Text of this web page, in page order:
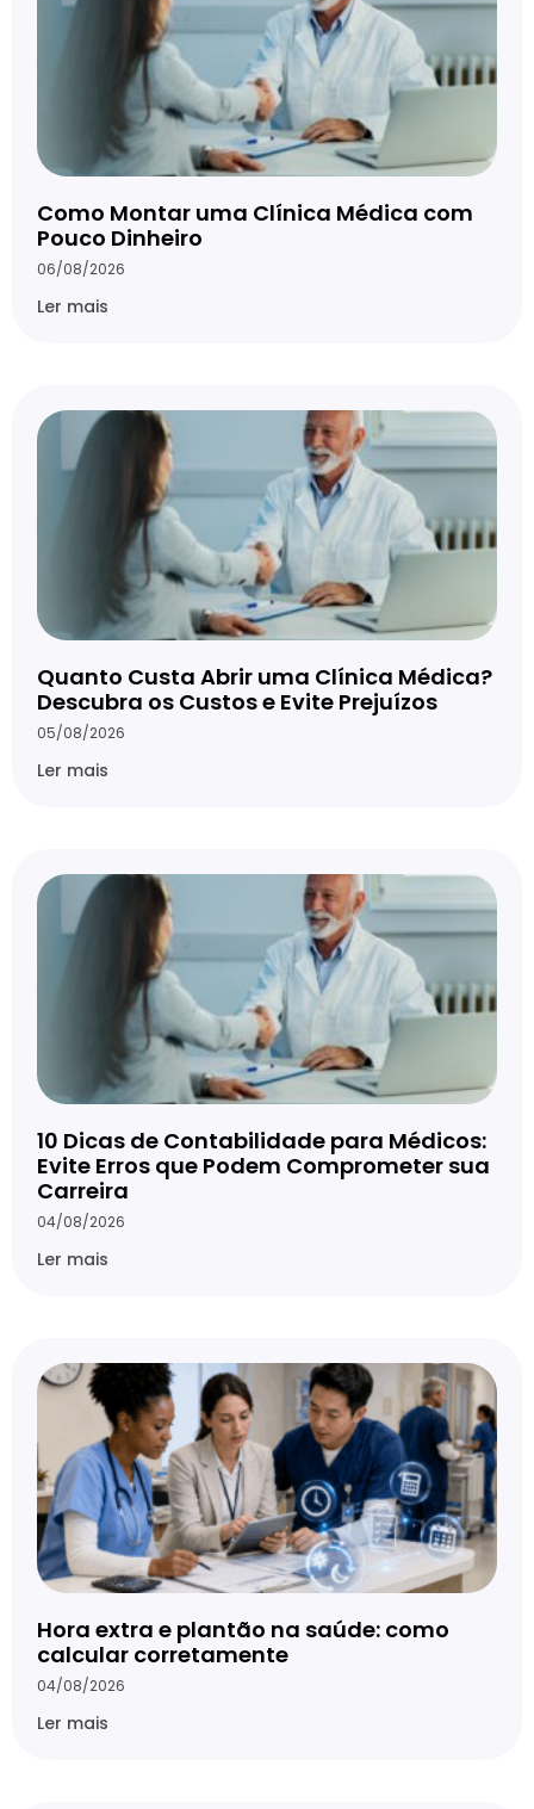
Como Montar uma Clínica Médica com
Pouco Dinheiro
06/08/2026
Ler mais
Quanto Custa Abrir uma Clínica Médica?
Descubra os Custos e Evite Prejuízos
05/08/2026
Ler mais
10 Dicas de Contabilidade para Médicos:
Evite Erros que Podem Comprometer sua
Carreira
04/08/2026
Ler mais
Hora extra e plantão na saúde: como
calcular corretamente
04/08/2026
Ler mais